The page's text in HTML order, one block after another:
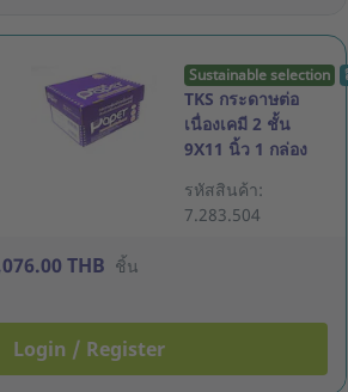
Sustainable selection
TKS กระดาษต่อ
เนื่องเคมี 2 ชั้น
9X11 นิ้ว 1 กล่อง
รหัสสินค้า:
7.283.504
THB ชิ้น
Login / Register